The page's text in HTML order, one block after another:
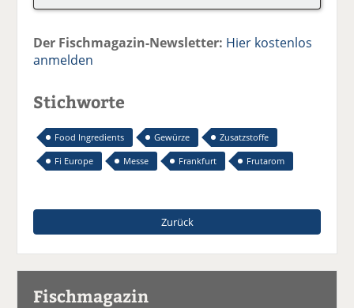
Der Fischmagazin-Newsletter: Hier kostenlos
anmelden
Stichworte
Food Ingredients Gewürze
Zusatzstoffe
Fi Europe
Messe Frankfurt Frutarom
Zurück
Fischmagazin